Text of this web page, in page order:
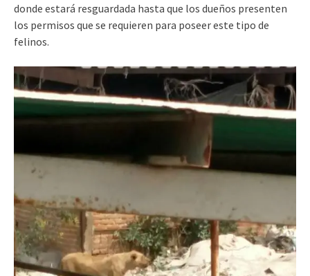
donde estará resguardada hasta que los dueños presenten
los permisos que se requieren para poseer este tipo de
felinos.